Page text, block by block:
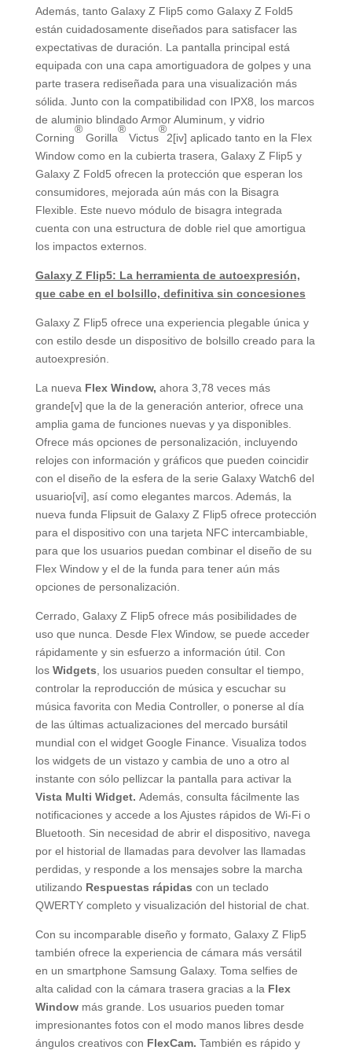
Además, tanto Galaxy Z Flip5 como Galaxy Z Fold5
están cuidadosamente diseñados para satisfacer las
expectativas de duración. La pantalla principal está
equipada con una capa amortiguadora de golpes y una
parte trasera rediseñada para una visualización más
sólida. Junto con la compatibilidad con IPX8, los marcos
de aluminio blindado Armor Aluminum, y vidrio
Corning
®
Gorilla
®
Victus
®
2[iv] aplicado tanto en la Flex
Window como en la cubierta trasera, Galaxy Z Flip5 y
Galaxy Z Fold5 ofrecen la protección que esperan los
consumidores, mejorada aún más con la Bisagra
Flexible. Este nuevo módulo de bisagra integrada
cuenta con una estructura de doble riel que amortigua
los impactos externos.
Galaxy Z Flip5: La herramienta de autoexpresión,
que cabe en el bolsillo, definitiva sin concesiones
Galaxy Z Flip5 ofrece una experiencia plegable única y
con estilo desde un dispositivo de bolsillo creado para la
autoexpresión.
La nueva Flex Window, ahora 3,78 veces más
grande[v] que la de la generación anterior, ofrece una
amplia gama de funciones nuevas y ya disponibles.
Ofrece más opciones de personalización, incluyendo
relojes con información y gráficos que pueden coincidir
con el diseño de la esfera de la serie Galaxy Watch6 del
usuario[vi], así como elegantes marcos. Además, la
nueva funda Flipsuit de Galaxy Z Flip5 ofrece protección
para el dispositivo con una tarjeta NFC intercambiable,
para que los usuarios puedan combinar el diseño de su
Flex Window y el de la funda para tener aún más
opciones de personalización.
Cerrado, Galaxy Z Flip5 ofrece más posibilidades de
uso que nunca. Desde Flex Window, se puede acceder
rápidamente y sin esfuerzo a información útil. Con
los Widgets , los usuarios pueden consultar el tiempo,
controlar la reproducción de música y escuchar su
música favorita con Media Controller, o ponerse al día
de las últimas actualizaciones del mercado bursátil
mundial con el widget Google Finance. Visualiza todos
los widgets de un vistazo y cambia de uno a otro al
instante con sólo pellizcar la pantalla para activar la
Vista Multi Widget. Además, consulta fácilmente las
notificaciones y accede a los Ajustes rápidos de Wi-Fi o
Bluetooth. Sin necesidad de abrir el dispositivo, navega
por el historial de llamadas para devolver las llamadas
perdidas, y responde a los mensajes sobre la marcha
utilizando Respuestas rápidas con un teclado
QWERTY completo y visualización del historial de chat.
Con su incomparable diseño y formato, Galaxy Z Flip5
también ofrece la experiencia de cámara más versátil
en un smartphone Samsung Galaxy. Toma selfies de
alta calidad con la cámara trasera gracias a la Flex
Windowmás grande. Los usuarios pueden tomar
impresionantes fotos con el modo manos libres desde
ángulos creativos con FlexCam. También es rápido y